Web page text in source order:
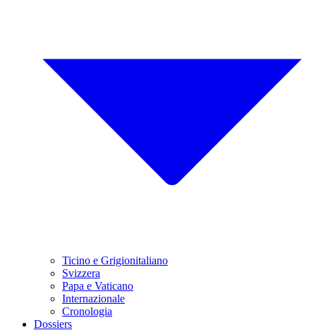
Ticino e Grigionitaliano
Svizzera
Papa e Vaticano
Internazionale
Cronologia
Dossiers